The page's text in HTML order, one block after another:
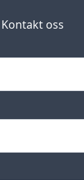
Kontakt oss